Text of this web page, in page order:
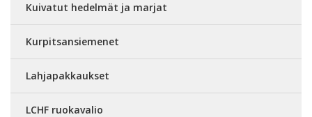
Kuivatut hedelmät ja marjat
Kurpitsansiemenet
Lahjapakkaukset
LCHF ruokavalio